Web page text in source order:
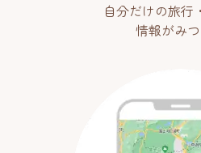
自分だけの旅行
情報がみ